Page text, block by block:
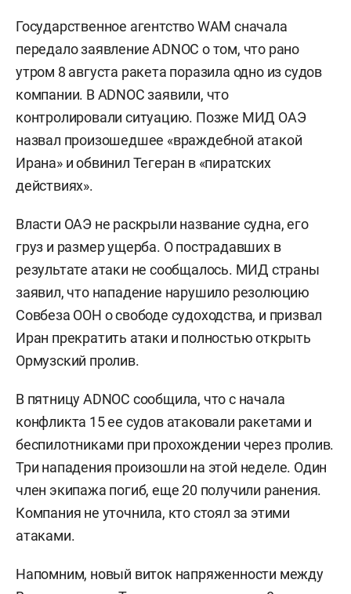
Государственное агентство WAM сначала
передало заявление ADNOC о том, что рано
утром 8 августа ракета поразила одно из судов
компании. В ADNOC заявили, что
контролировали ситуацию. Позже МИД ОАЭ
назвал произошедшее «враждебной атакой
Ирана» и обвинил Тегеран в «пиратских
действиях».
Власти ОАЭ не раскрыли название судна, его
груз и размер ущерба. О пострадавших в
результате атаки не сообщалось. МИД страны
заявил, что нападение нарушило резолюцию
Совбеза ООН о свободе судоходства, и призвал
Иран прекратить атаки и полностью открыть
Ормузский пролив.
В пятницу ADNOC сообщила, что с начала
конфликта 15 ее судов атаковали ракетами и
беспилотниками при прохождении через пролив.
Три нападения произошли на этой неделе. Один
член экипажа погиб, еще 20 получили ранения.
Компания не уточнила, кто стоял за этими
атаками.
Напомним, новый виток напряженности между